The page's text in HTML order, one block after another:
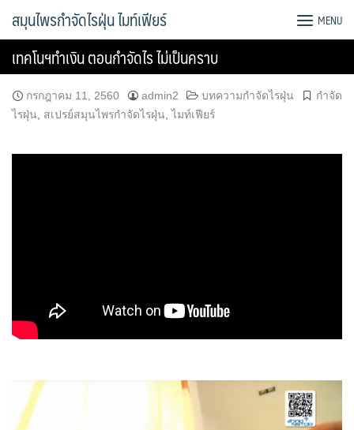
สมุนไพรกำจัดไรฝุ่น ไมท์เฟียร์ MENU
เทคโนฯทำเงิน ตอนกำจัดไร ไม่เป็นคราบ
กรกฎาคม 11, 2560 admin2 บทความกำจัดไรฝุ่น
กำจัด
ไรฝุ่น
สเปรย์สมุนไพรกำจัดไรฝุ่น ,ไมท์เฟียร์